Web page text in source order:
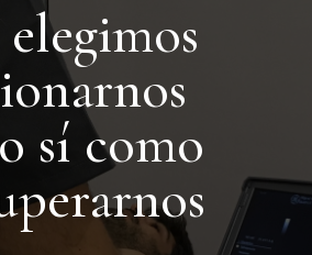
sí como